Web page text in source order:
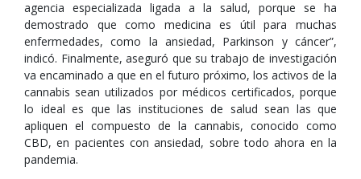
agencia especializada ligada a la salud, porque se ha
demostrado que como medicina es útil para muchas
enfermedades, como la ansiedad, Parkinson y cáncer”,
indicó. Finalmente, aseguró que su trabajo de investigación
va encaminado a que en el futuro próximo, los activos de la
cannabis sean utilizados por médicos certificados, porque
lo ideal es que las instituciones de salud sean las que
apliquen el compuesto de la cannabis, conocido como
CBD, en pacientes con ansiedad, sobre todo ahora en la
pandemia.